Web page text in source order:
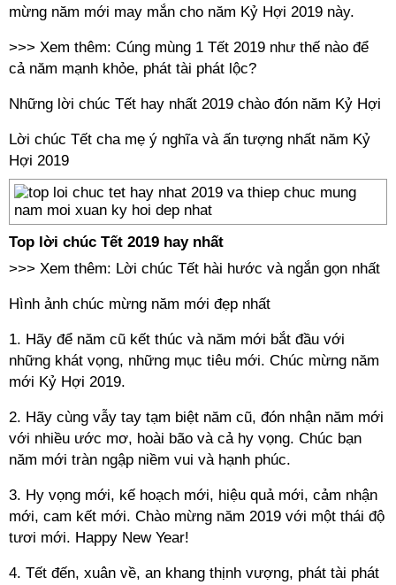
mừng năm mới may mắn cho năm Kỷ Hợi 2019 này.
>>> Xem thêm: Cúng mùng 1 Tết 2019 như thế nào để
cả năm mạnh khỏe, phát tài phát lộc?
Những lời chúc Tết hay nhất 2019 chào đón năm Kỷ Hợi
Lời chúc Tết cha mẹ ý nghĩa và ấn tượng nhất năm Kỷ
Hợi 2019
Top lời chúc Tết 2019 hay nhất
>>> Xem thêm: Lời chúc Tết hài hước và ngắn gọn nhất
Hình ảnh chúc mừng năm mới đẹp nhất
1. Hãy để năm cũ kết thúc và năm mới bắt đầu với
những khát vọng, những mục tiêu mới. Chúc mừng năm
mới Kỷ Hợi 2019.
2. Hãy cùng vẫy tay tạm biệt năm cũ, đón nhận năm mới
với nhiều ước mơ, hoài bão và cả hy vọng. Chúc bạn
năm mới tràn ngập niềm vui và hạnh phúc.
3. Hy vọng mới, kế hoạch mới, hiệu quả mới, cảm nhận
mới, cam kết mới. Chào mừng năm 2019 với một thái độ
tươi mới. Happy New Year!
4. Tết đến, xuân về, an khang thịnh vượng, phát tài phát